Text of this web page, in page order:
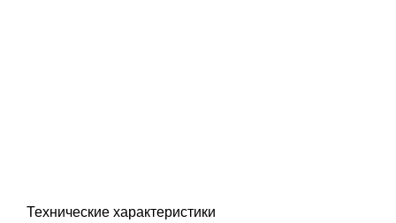
Технические характеристики